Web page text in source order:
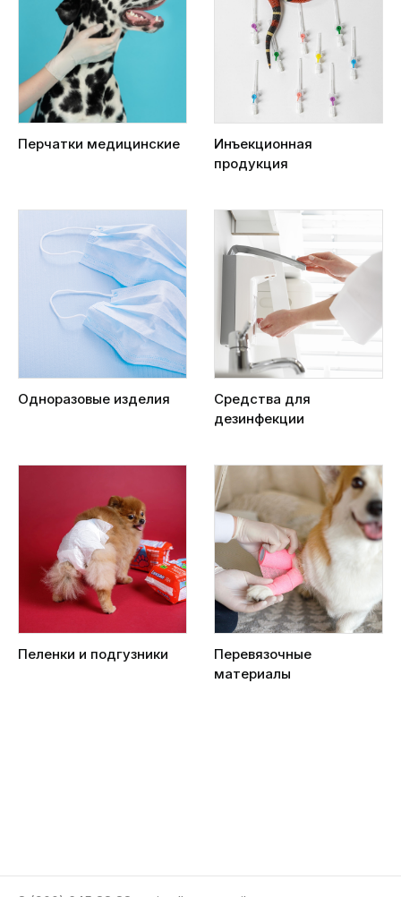
Перчатки медицинские
Инъекционная
продукция
Одноразовые изделия
Средства для
дезинфекции
Пеленки и подгузники
Перевязочные
материалы